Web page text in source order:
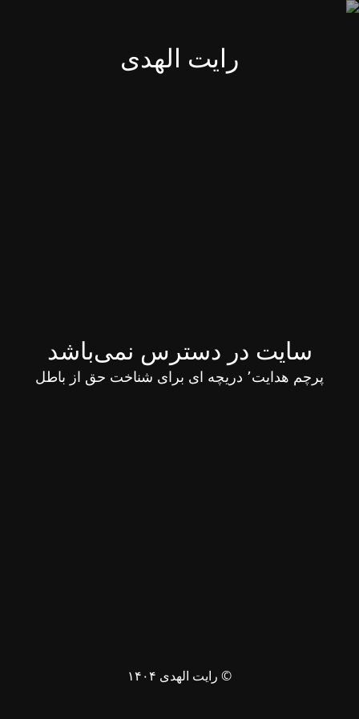
رایت الهدی
سایت در دسترس نمی‌باشد
پرچم هدایت٬ دریچه ای برای شناخت حق از باطل
© رایت الهدی ۱۴۰۴